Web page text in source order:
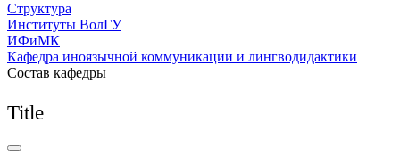
Структура
Институты ВолГУ
ИФиМК
Кафедра иноязычной коммуникации и лингводидактики
Состав кафедры
Title